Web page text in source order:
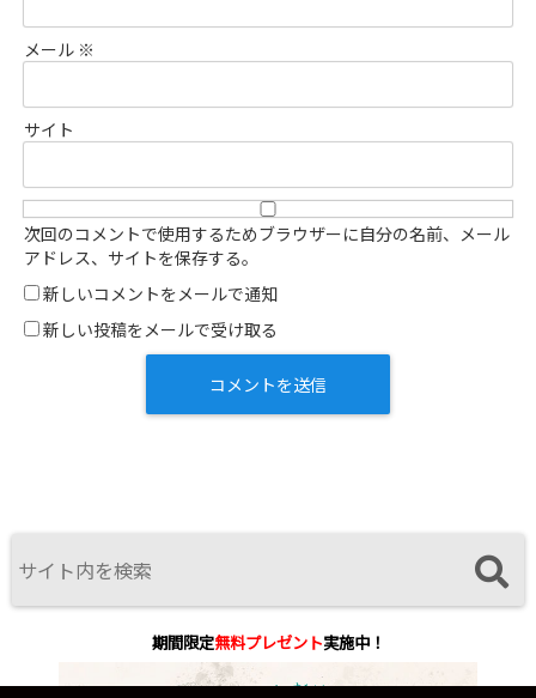
メール ※
サイト
次回のコメントで使用するためブラウザーに自分の名前、メール
アドレス、サイトを保存する。
新しいコメントをメールで通知
新しい投稿をメールで受け取る
期間限定無料プレゼント実施中！